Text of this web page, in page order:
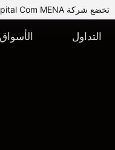
تخضع شركة Capital Com MENA لتداول الأوراق المالية ذ.م.م لرقابة وإشراف هيئة السوق المالية.
التداول الأسواق